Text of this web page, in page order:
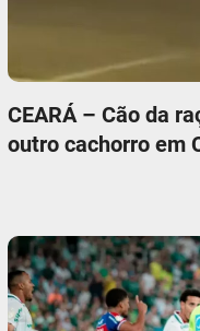
CEARÁ – Cão da
outro cachorro em